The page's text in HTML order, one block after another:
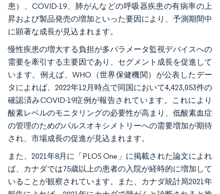
患）、COVID-19、肺がんなどの呼吸器疾患の有病率の上
昇および製品発売の増加といった要因により、予測期間中
に顕著な成長が見込まれます。
慢性疾患の増大する負担が多パラメータ監視デバイスへの
需要を牽引する主要因であり、セグメント成長を促進して
います。例えば、WHO（世界保健機関）が公表したデー
タによれば、2022年12月時点で同国において4,423,053件の
確認済みCOVID-19症例が報告されています。これにより
酸素レベルのモニタリングの必要性が高まり、低酸素血症
の管理のためのパルスオキシメトリーへの需要増加が期待
され、市場成長の促進が見込まれます。
また、2021年8月に「PLOS One」に掲載された論文によれ
ば、カナダでは75歳以上の患者の入院が経時的に増加して
いることが観察されています。また、カナダ統計局2021年